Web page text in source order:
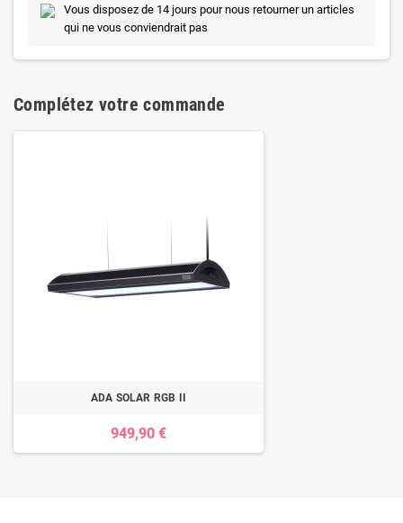
Vous disposez de 14 jours pour nous retourner un articles
qui ne vous conviendrait pas
Complétez votre commande
ADA SOLAR RGB II
949,90 €